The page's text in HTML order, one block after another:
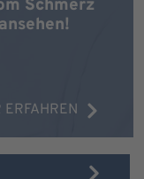
Schmerz
ERFAHREN